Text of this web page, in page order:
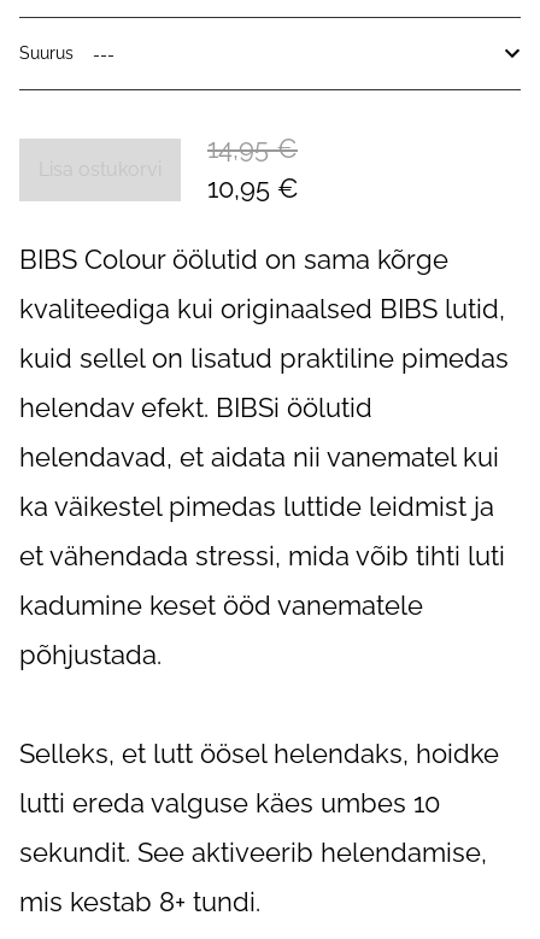
Suurus
14,95 €
10,95 €
BIBS Colour öölutid on sama kõrge
kvaliteediga kui originaalsed BIBS lutid,
kuid sellel on lisatud praktiline pimedas
helendav efekt. BIBSi öölutid
helendavad, et aidata nii vanematel kui
ka väikestel pimedas luttide leidmist ja
et vähendada stressi, mida võib tihti luti
kadumine keset ööd vanematele
põhjustada.
Selleks, et lutt öösel helendaks, hoidke
lutti ereda valguse käes umbes 10
sekundit. See aktiveerib helendamise,
mis kestab 8+ tundi.